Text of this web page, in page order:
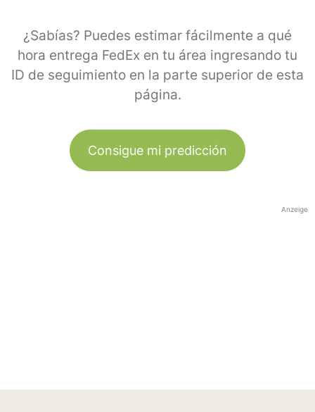
¿Sabías? Puedes estimar fácilmente a qué
hora entrega FedEx en tu área ingresando tu
ID de seguimiento en la parte superior de esta
página.
Consigue mi predicción
Anzeige